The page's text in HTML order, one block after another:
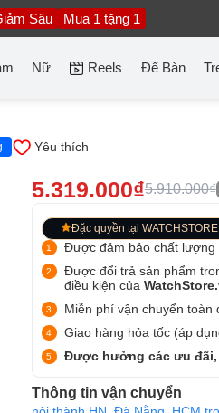
Sâu Mua 1 tặng 1
Nữ Reels Để Bàn
Yêu thích
5.319.000₫5.910.000₫
Đặc quyền tại WATCHSTORE
Được đảm bảo chất lượng
Được đổi trả sản phẩm
điều kiện của
Miễn phí vận chuyển toàn
Giao hàng hỏa tốc (áp
Được hưởng các ưu đãi,
Thông tin vận chuyển